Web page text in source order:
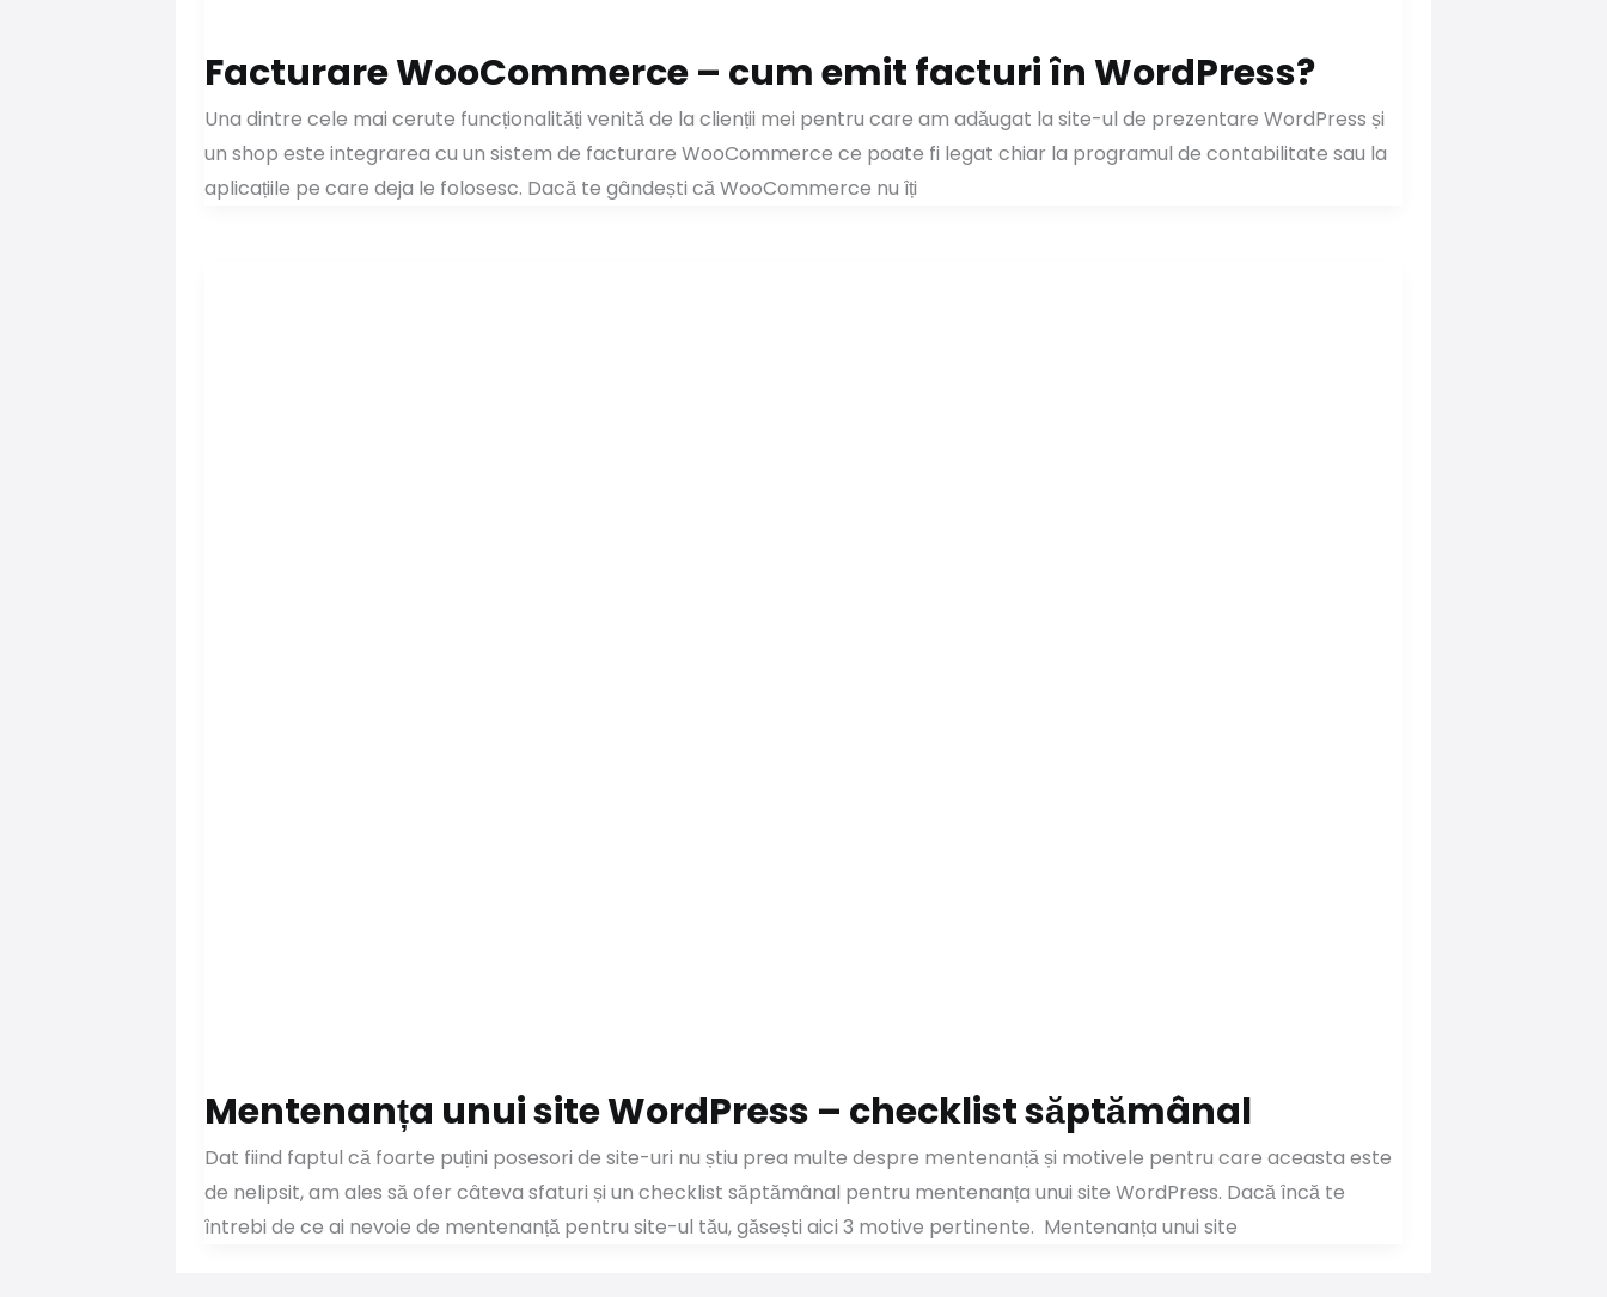
Facturare WooCommerce – cum emit facturi în WordPress?
Una dintre cele mai cerute funcționalități venită de la clienții mei pentru care am adăugat la site-ul de prezentare WordPress și
un shop este integrarea cu un sistem de facturare WooCommerce ce poate fi legat chiar la programul de contabilitate sau la
aplicațiile pe care deja le folosesc. Dacă te gândești că WooCommerce nu îți
Mentenanța unui site WordPress – checklist săptămânal
Dat fiind faptul că foarte puțini posesori de site-uri nu știu prea multe despre mentenanță și motivele pentru care aceasta este
de nelipsit, am ales să ofer câteva sfaturi și un checklist săptămânal pentru mentenanța unui site WordPress. Dacă încă te
întrebi de ce ai nevoie de mentenanță pentru site-ul tău, găsești aici 3 motive pertinente. Mentenanța unui site